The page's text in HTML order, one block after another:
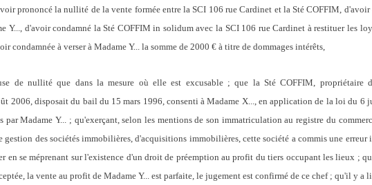
prononcé la nullité de la vente formée entre la SCI 106 rue Cardinet et la Sté COFFIM, d'avoir
Y..., d'avoir condamné la Sté COFFIM in solidum avec la SCI 106 rue Cardinet à restituer les
condamnée à verser à Madame Y... la somme de 2000 € à titre de dommages intérêts,
de nullité que dans la mesure où elle est excusable ; que la Sté COFFIM, propriétaire
2006, disposait du bail du 15 mars 1996, consenti à Madame X..., en application de la loi du 6
par Madame Y... ; qu'exerçant, selon les mentions de son immatriculation au registre du
des sociétés immobilières, d'acquisitions immobilières, cette société a commis une erreur
se méprenant sur l'existence d'un droit de préemption au profit du tiers occupant les lieux ;
la vente au profit de Madame Y... est parfaite, le jugement est confirmé de ce chef ; qu'il y a